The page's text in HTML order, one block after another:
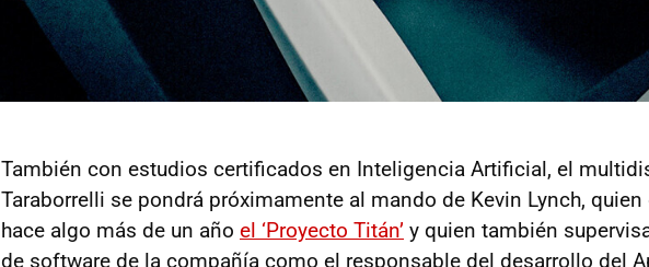
También con estudios certificados en Inteligencia Artificial, el
Taraborrelli se pondrá próximamente al mando de Kevin Lynch,
hace algo más de un año el ‘Proyecto Titán’ y quien también
de software de la compañía como el responsable del desarrollo del